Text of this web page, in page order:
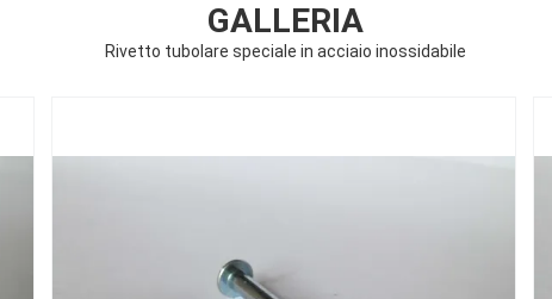
GALLERIA
Rivetto tubolare speciale in acciaio inossidabile